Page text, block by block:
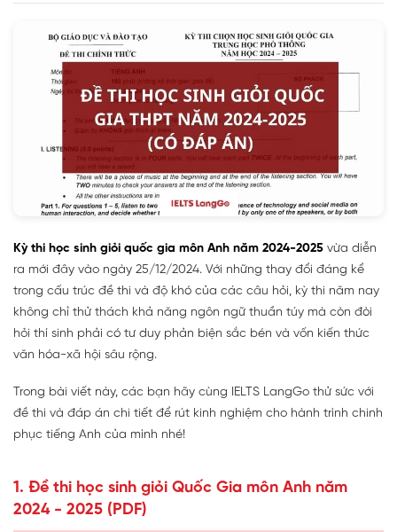
Kỳ thi học sinh giỏi quốc gia môn Anh năm 2024-2025 vừa diễn
ra mới đây vào ngày 25/12/2024. Với những thay đổi đáng kể
trong cấu trúc đề thi và độ khó của các câu hỏi, kỳ thi năm nay
không chỉ thử thách khả năng ngôn ngữ thuần túy mà còn đòi
hỏi thí sinh phải có tư duy phản biện sắc bén và vốn kiến thức
văn hóa-xã hội sâu rộng.
Trong bài viết này, các bạn hãy cùng IELTS LangGo thử sức với
đề thi và đáp án chi tiết để rút kinh nghiệm cho hành trình chinh
phục tiếng Anh của mình nhé!
1. Đề thi học sinh giỏi Quốc Gia môn Anh năm
2024 - 2025 (PDF)